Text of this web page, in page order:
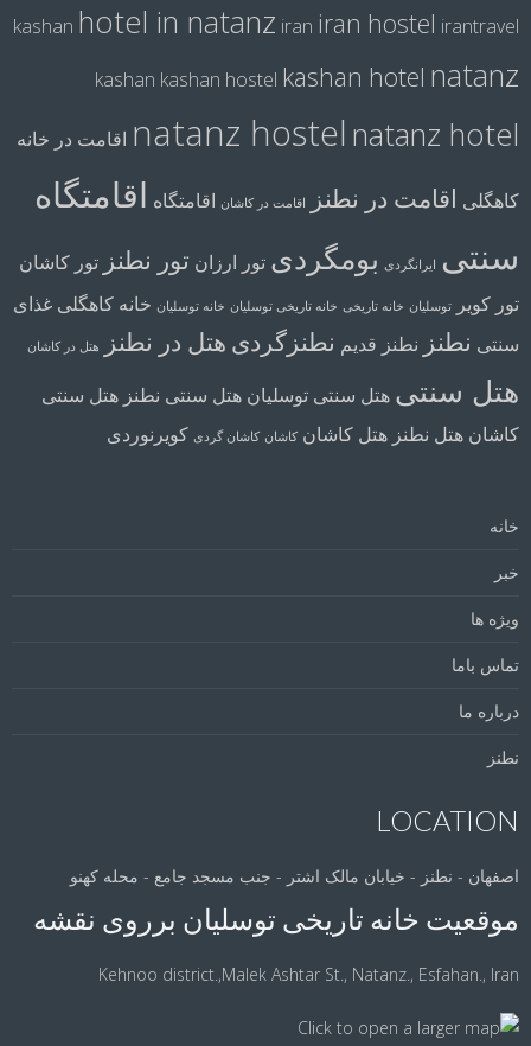
kashan hotel in natanz iran iran hostel irantravel
kashan kashan hostel kashan hotel natanz
natanz hostel natanz hotel اقامت در خانه
کاهگلی اقامت در نطنز اقامت در کاشان اقامتگاه اقامتگاه
سنتی ایرانگردی بومگردی تور ارزان تور نطنز تور کاشان
تور کویر
توسلیان خانه تاریخی خانه تاریخی توسلیان خانه توسلیان خانه کاهگلی غذای
سنتی نطنز نطنز قدیم نطنزگردی هتل در نطنز هتل در کاشان
هتل سنتی هتل سنتی توسلیان هتل سنتی نطنز هتل سنتی
کاشان هتل نطنز هتل کاشان کاشان کاشان گردی کویرنوردی
خانه
خبر
ویژه ها
تماس باما
درباره ما
نطنز
LOCATION
اصفهان - نطنز - خیابان مالک اشتر - جنب مسجد جامع - محله کهنو
موقعیت خانه تاریخی توسلیان برروی نقشه
Kehnoo district.,Malek Ashtar St., Natanz., Esfahan., Iran